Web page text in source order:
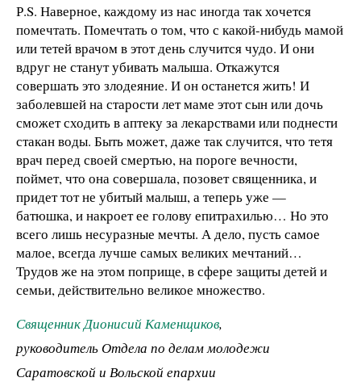
Р.S. Наверное, каждому из нас иногда так хочется
помечтать. Помечтать о том, что с какой-нибудь мамой
или тетей врачом в этот день случится чудо. И они
вдруг не станут убивать малыша. Откажутся
совершать это злодеяние. И он останется жить! И
заболевшей на старости лет маме этот сын или дочь
сможет сходить в аптеку за лекарствами или поднести
стакан воды. Быть может, даже так случится, что тетя
врач перед своей смертью, на пороге вечности,
поймет, что она совершала, позовет священника, и
придет тот не убитый малыш, а теперь уже —
батюшка, и накроет ее голову епитрахилью… Но это
всего лишь несуразные мечты. А дело, пусть самое
малое, всегда лучше самых великих мечтаний…
Трудов же на этом поприще, в сфере защиты детей и
семьи, действительно великое множество.
Священник Дионисий Каменщиков,
руководитель Отдела по делам молодежи
Саратовской и Вольской епархии